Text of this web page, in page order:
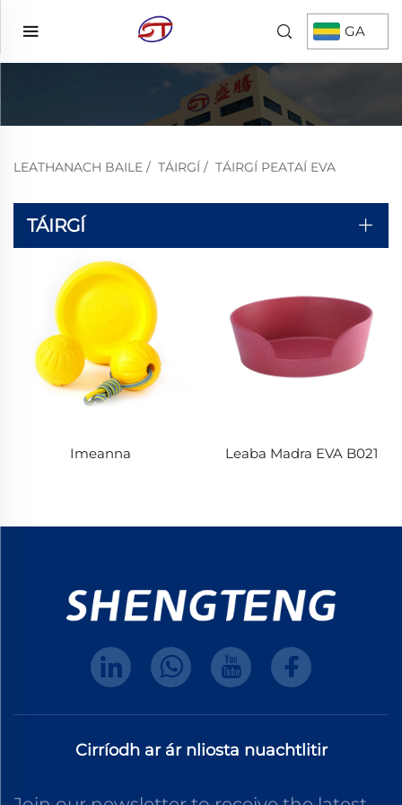
GA
LEATHANACH BAILE / TÁIRGÍ / TÁIRGÍ PEATAÍ EVA
TÁIRGÍ
Imeanna Leaba Madra EVA B021
Cirríodh ar ár nliosta nuachtlitir